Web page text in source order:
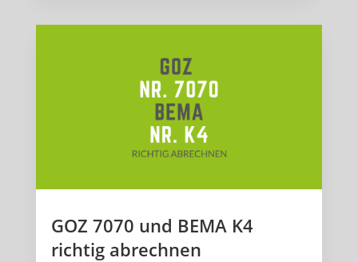
GOZ 7070 und BEMA K4
richtig abrechnen